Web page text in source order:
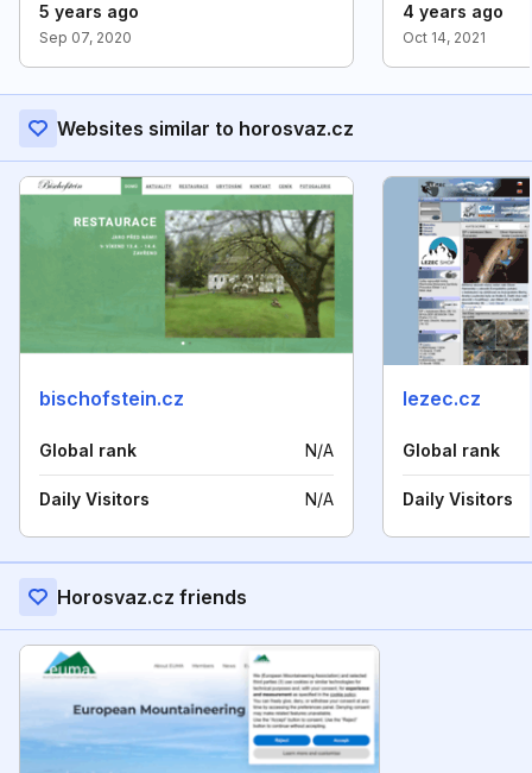
5 years ago
Sep 07, 2020
4 years ago
Oct 14, 2021
Websites similar to horosvaz.cz
bischofstein.cz
Global rank N/A
Daily Visitors N/A
lezec.cz
Global rank
Daily Visitors
Horosvaz.cz friends